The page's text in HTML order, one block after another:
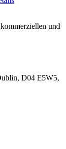
und
D04 E5W5,